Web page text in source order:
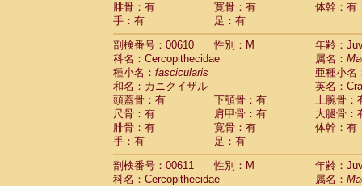
腓骨：有
寛骨：有
体幹：有
手：有
足：有
剖検番号：00610
性別：M
年齢：
科名：Cercopithecidae
属名：
種小名： fascicularis
亜種小名
和名：カニクイザル
英名：
頭蓋骨：有
下顎骨：有
上腕骨：
尺骨：有
肩甲骨：有
大腿骨：
腓骨：有
寛骨：有
体幹：有
手：有
足：有
剖検番号：00611
性別：M
年齢：
科名：Cercopithecidae
属名：